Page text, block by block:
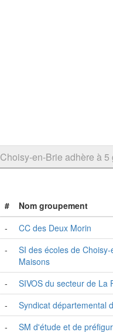
Choisy-en-Brie adhère à
# Nom groupement
-
CC des Deux Morin
-
SI des écoles de
Maisons
- SIVOS du secteur de La
-
Syndicat départemental
-
SM d'étude et de